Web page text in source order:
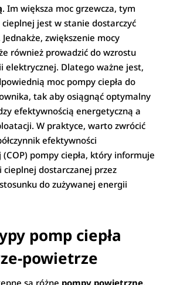
. Im większa moc grzewcza, tym
jest w stanie dostarczyć
Jednakże, zwiększenie mocy
również prowadzić do wzrostu
elektrycznej. Dlatego ważne jest,
moc pompy ciepła do
tak aby osiągnąć optymalny
efektywnością energetyczną a
W praktyce, warto zwrócić
efektywności
pompy ciepła, który informuje
cieplnej dostarczanej przez
do zużywanej energii
pomp ciepła
powietrze
są różne pompy powietrzne,